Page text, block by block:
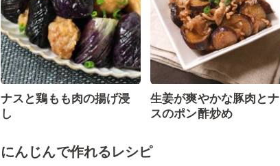
ナスと鶏もも肉の揚げ浸
し
生姜が爽やかな豚肉とナ
スのポン酢炒め
にんじんで作れるレシピ